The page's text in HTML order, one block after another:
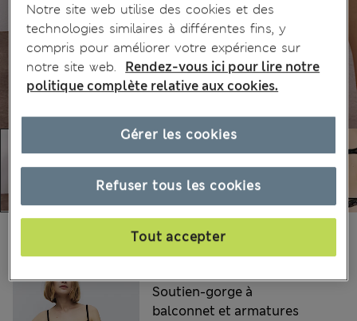
Choisissez vos articles :
Soutien-gorge à
balconnet et armatures
Notre site web utilise des cookies et des
technologies similaires à différentes fins, y
compris pour améliorer votre expérience sur
notre site web.
Rendez-vous ici pour lire notre
politique complète relative aux cookies.
Refuser tous les cookies
Tout accepter
Gérer les cookies